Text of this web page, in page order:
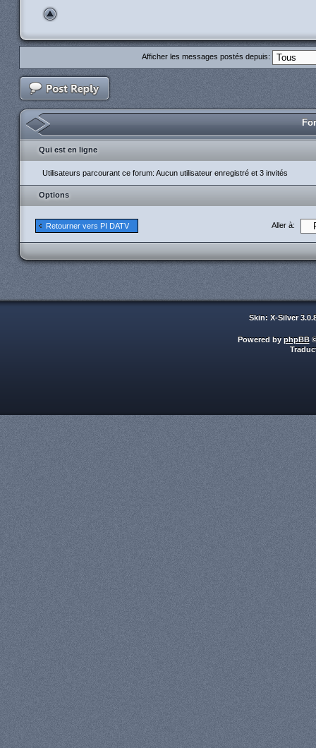
Afficher les messages postés depuis:
Qui est en ligne
Utilisateurs parcourant ce forum: Aucun utilisateur enregistré et 3 invités
Options
Retourner vers PI DATV Aller à:
Skin: X-Silver
Powered by phpBB©